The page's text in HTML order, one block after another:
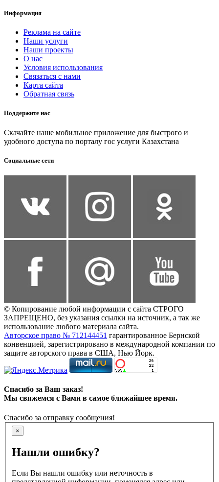
Информация
Реклама на сайте
Наши услуги
Наши проекты
О нас
Условия использования
Связаться с нами
Карта сайта
Обратная связь
Поддержите нас
Скачайте наше мобильное приложение для быстрого и
удобного доступа по порталу гос услуги Казахстана
Социальные сети
© Копирование любой информации с сайта СТРОГО
ЗАПРЕЩЕНО, без указания ссылки на источник, а так же
использование любого материала сайта.
Авторское право № 712144451 гарантированное Бернской
конвенцией, зарегистрировано в международной компании по
защите авторского права в США, Нью Йорк.
Спасибо за Ваш заказ!
Мы свяжемся с Вами в самое ближайшее время.
Спасибо за отправку сообщения!
×
Нашли ошибку?
Если Вы нашли ошибку или неточность в